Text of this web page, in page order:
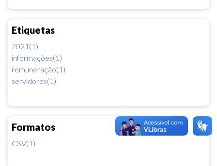
Etiquetas
2021(1)
informações(1)
remuneração(1)
servidores(1)
Formatos
CSV(1)